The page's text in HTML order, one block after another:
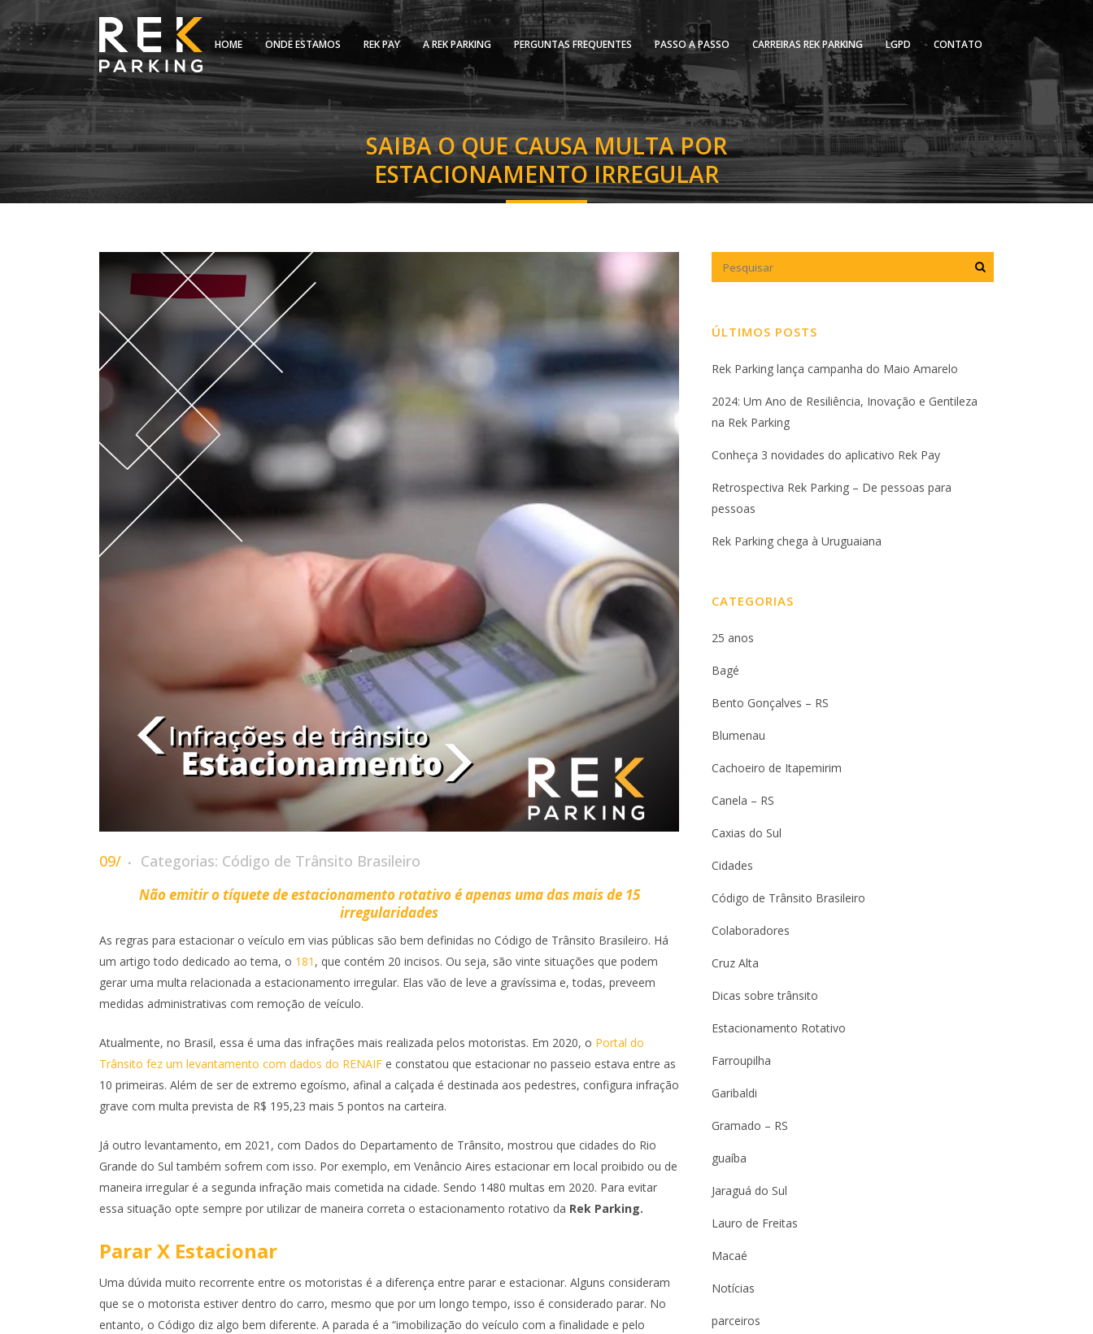
HOME ONDE ESTAMOS REK PAY A REK PARKING PERGUNTAS FREQUENTES PASSO A PASSO CARREIRAS REK PARKING LGPD CONTATO
SAIBA O QUE CAUSA MULTA POR
ESTACIONAMENTO IRREGULAR
09/ Categorias: Código de Trânsito Brasileiro
Não emitir o tíquete de estacionamento rotativo é apenas uma das mais de 15
irregularidades
As regras para estacionar o veículo em vias públicas são bem definidas no Código de Trânsito Brasileiro. Há
um artigo todo dedicado ao tema, o 181 , que contém 20 incisos. Ou seja, são vinte situações que podem
gerar uma multa relacionada a estacionamento irregular. Elas vão de leve a gravíssima e, todas, preveem
medidas administrativas com remoção de veículo.
Atualmente, no Brasil, essa é uma das infrações mais realizada pelos motoristas. Em 2020, o Portal do
Trânsito fez um levantamento com dados do RENAIF e constatou que estacionar no passeio estava entre as
10 primeiras. Além de ser de extremo egoísmo, afinal a calçada é destinada aos pedestres, configura infração
grave com multa prevista de R$ 195,23 mais 5 pontos na carteira.
Já outro levantamento, em 2021, com Dados do Departamento de Trânsito, mostrou que cidades do Rio
Grande do Sul também sofrem com isso. Por exemplo, em Venâncio Aires estacionar em local proibido ou de
maneira irregular é a segunda infração mais cometida na cidade. Sendo 1480 multas em 2020. Para evitar
essa situação opte sempre por utilizar de maneira correta o estacionamento rotativo da Rek Parking.
Parar X Estacionar
Uma dúvida muito recorrente entre os motoristas é a diferença entre parar e estacionar. Alguns consideram
que se o motorista estiver dentro do carro, mesmo que por um longo tempo, isso é considerado parar. No
entanto, o Código diz algo bem diferente. A parada é a “imobilização do veículo com a finalidade e pelo
ÚLTIMOS POSTS
Rek Parking lança campanha do Maio Amarelo
2024: Um Ano de Resiliência, Inovação e Gentileza
na Rek Parking
Conheça 3 novidades do aplicativo Rek Pay
Retrospectiva Rek Parking – De pessoas para
pessoas
Rek Parking chega à Uruguaiana
CATEGORIAS
25 anos
Bagé
Bento Gonçalves – RS
Blumenau
Cachoeiro de Itapemirim
Canela – RS
Caxias do Sul
Cidades
Código de Trânsito Brasileiro
Colaboradores
Cruz Alta
Dicas sobre trânsito
Estacionamento Rotativo
Farroupilha
Garibaldi
Gramado – RS
guaíba
Jaraguá do Sul
Lauro de Freitas
Macaé
Notícias
parceiros